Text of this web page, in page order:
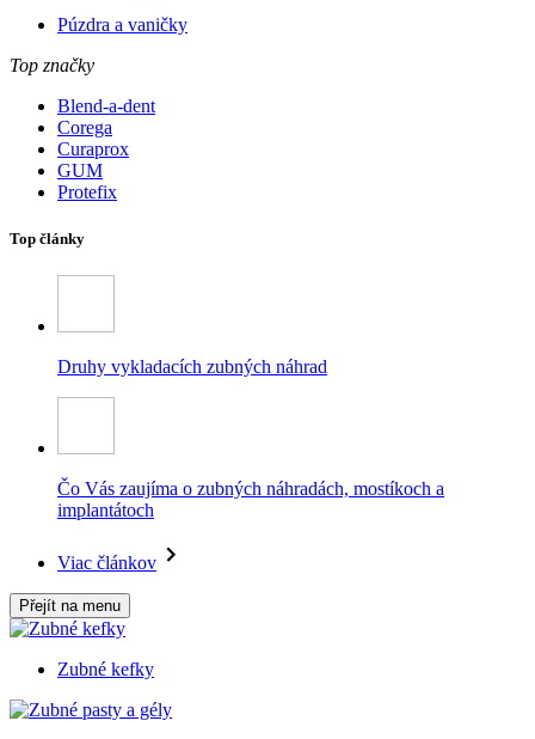
Púzdra a vaničky
Top značky
Blend-a-dent
Corega
Curaprox
GUM
Protefix
Top články
Druhy vykladacích zubných náhrad
Čo Vás zaujíma o zubných náhradách, mostíkoch a
implantátoch
Viac článkov
Přejít na menu
Zubné kefky